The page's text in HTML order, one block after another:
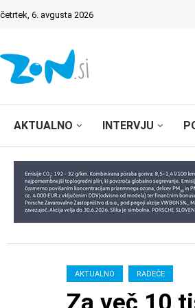
četrtek, 6. avgusta 2026
AKTUALNO INTERVJU
AKTUALNO RADEČE